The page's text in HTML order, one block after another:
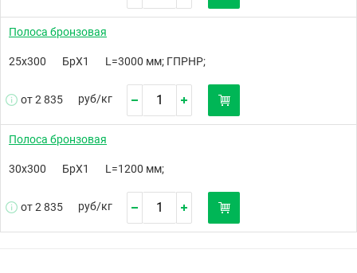
Полоса бронзовая
25х300 БрХ1 L=3000 мм; ГПРНР;
от 2 835 руб/кг
Полоса бронзовая
30х300 БрХ1 L=1200 мм;
от 2 835 руб/кг